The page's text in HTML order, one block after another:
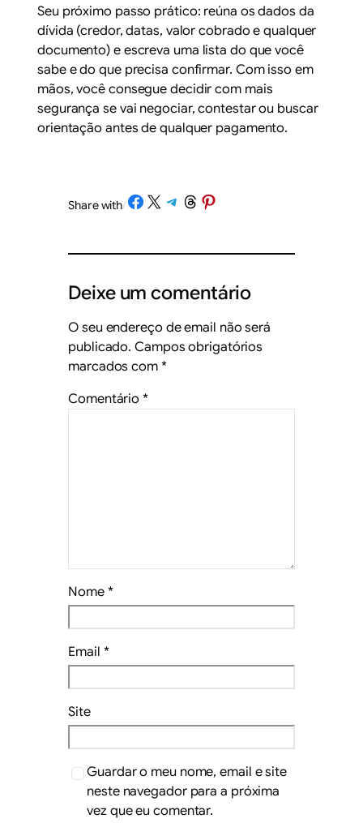
Seu próximo passo prático: reúna os dados da
dívida (credor, datas, valor cobrado e qualquer
documento) e escreva uma lista do que você
sabe e do que precisa confirmar. Com isso em
mãos, você consegue decidir com mais
segurança se vai negociar, contestar ou buscar
orientação antes de qualquer pagamento.
Share with/Share on Facebook
Share on X Share on Telegram
Share on Threads
Share on Pinterest
Deixe um comentário
O seu endereço de email não será
publicado. Campos obrigatórios
marcados com *
Comentário*
Nome *
Email *
Site
Guardar o meu nome, email e site
neste navegador para a próxima
vez que eu comentar.